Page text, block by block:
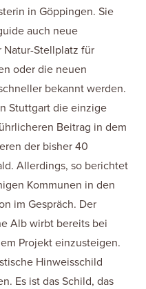
in Göppingen. Sie
auch neue
Natur-Stellplatz für
oder die neuen
bekannt werden.
Stuttgart die einzige
Beitrag in dem
der bisher 40
Allerdings, so berichtet
Kommunen in den
im Gespräch. Der
Alb wirbt bereits bei
Projekt einzusteigen.
Hinweisschild
Es ist das Schild, das